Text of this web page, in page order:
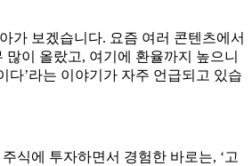
가 보겠습니다. 요즘 여러 콘텐츠에서
많이 올랐고, 여기에 환율까지 높으니
다’라는 이야기가 자주 언급되고 있습
식에 투자하면서 경험한 바로는, ‘고